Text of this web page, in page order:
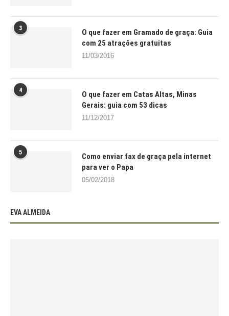
3
O que fazer em Gramado de graça: Guia
com 25 atrações gratuitas
11/03/2016
4
O que fazer em Catas Altas, Minas
Gerais: guia com 53 dicas
11/12/2017
5
Como enviar fax de graça pela internet
para ver o Papa
05/02/2018
EVA ALMEIDA